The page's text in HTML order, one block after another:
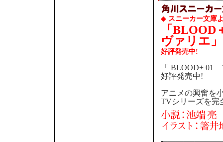
◆ スニーカー文庫
「
ヴァリエ」
好評発売中!
「 BLOOD+ 01
好評発売中!
アニメの興奮を
TVシリーズを完